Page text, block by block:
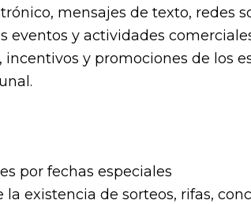
mensajes de texto, redes
eventos y actividades
incentivos y promociones de los
por fechas especiales
existencia de sorteos, rifas,